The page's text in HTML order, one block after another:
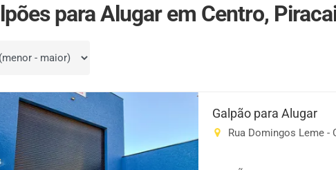
para Alugar em Centro,
Galpão para Alugar
Rua Domingos Leme -